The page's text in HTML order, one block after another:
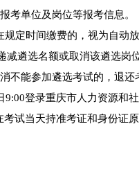
考单位及岗位等报考信息。
定时间缴费的，视为自动放
遴选名额或取消该遴选岗
不能参加遴选考试的，退还
登录重庆市人力资源和
试当天持准考证和身份证